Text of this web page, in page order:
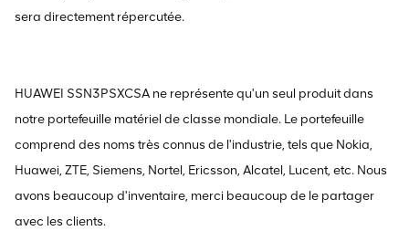
sera directement répercutée.
HUAWEI SSN3PSXCSA ne représente qu'un seul produit dans
notre portefeuille matériel de classe mondiale. Le portefeuille
comprend des noms très connus de l'industrie, tels que Nokia,
Huawei, ZTE, Siemens, Nortel, Ericsson, Alcatel, Lucent, etc. Nous
avons beaucoup d'inventaire, merci beaucoup de le partager
avec les clients.